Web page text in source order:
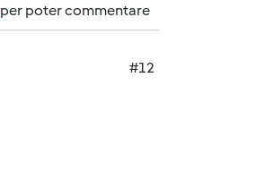
per poter commentare
#12